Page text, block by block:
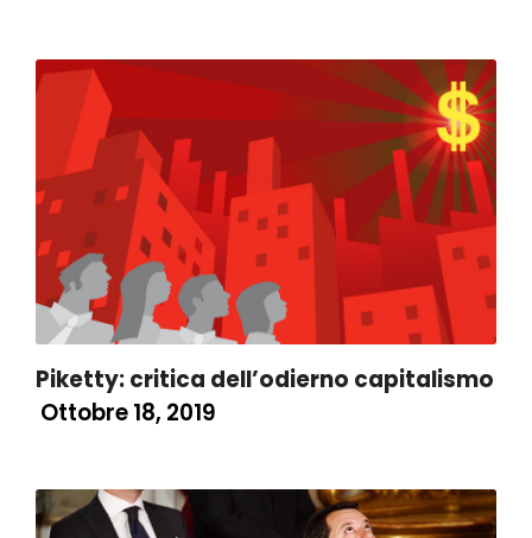
Piketty: critica dell’odierno capitalismo
Ottobre 18, 2019